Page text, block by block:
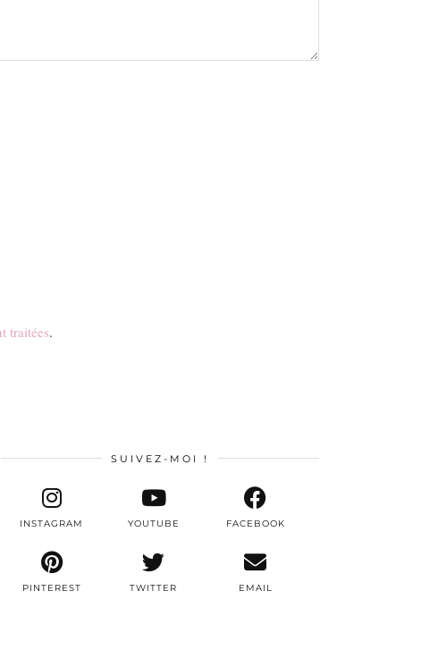
traitées.
SUIVEZ-MOI !
TWITTER
INSTAGRAM FACEBOOK
PINTEREST
YOUTUBE
EMAIL